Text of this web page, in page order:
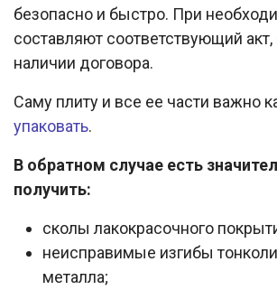
безопасно и быстро. При
составляют соответствующий акт,
наличии договора.
Саму плиту и все ее части важно
упаковать.
В обратном случае есть
получить:
сколы лакокрасочного
неисправимые изгибы
металла;